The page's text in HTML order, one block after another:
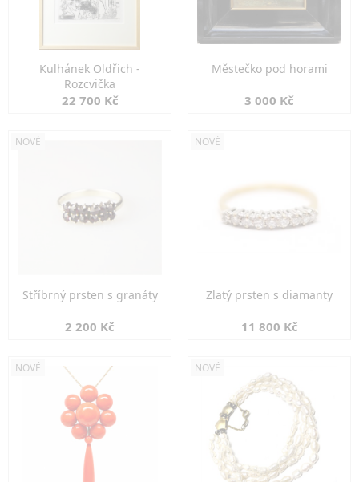
Kulhánek Oldřich -
Rozcvička
22 700 Kč
Městečko pod horami
3 000 Kč
NOVÉ
Stříbrný prsten s granáty
2 200 Kč
NOVÉ
Zlatý prsten s diamanty
11 800 Kč
NOVÉ NOVÉ